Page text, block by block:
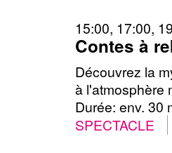
15:00, 17:00,
Contes à
Découvrez la
à l'atmosphère
Durée: env. 30
SPECTACLE